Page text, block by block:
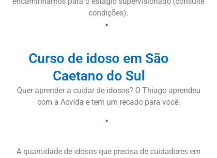
condições).
Curso de idoso em São
Caetano do Sul
Quer aprender a cuidar de idosos? O Thiago aprendeu
com a Acvida e tem um recado para você:
A quantidade de idosos que precisa de cuidadores em